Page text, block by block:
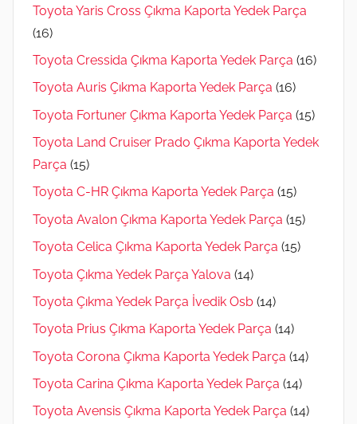
Toyota Yaris Cross Çıkma Kaporta Yedek Parça
(16)
Toyota Cressida Çıkma Kaporta Yedek Parça (16)
Toyota Auris Çıkma Kaporta Yedek Parça (16)
Toyota Fortuner Çıkma Kaporta Yedek Parça (15)
Toyota Land Cruiser Prado Çıkma Kaporta Yedek
Parça (15)
Toyota C-HR Çıkma Kaporta Yedek Parça (15)
Toyota Avalon Çıkma Kaporta Yedek Parça (15)
Toyota Celica Çıkma Kaporta Yedek Parça (15)
Toyota Çıkma Yedek Parça Yalova (14)
Toyota Çıkma Yedek Parça İvedik Osb (14)
Toyota Prius Çıkma Kaporta Yedek Parça (14)
Toyota Corona Çıkma Kaporta Yedek Parça (14)
Toyota Carina Çıkma Kaporta Yedek Parça (14)
Toyota Avensis Çıkma Kaporta Yedek Parça (14)